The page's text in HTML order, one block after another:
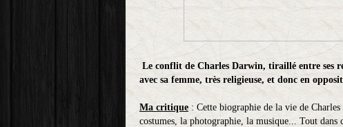
Le conflit de Charles Darwin, tiraillé entre ses
avec sa femme, très religieuse, et donc en
Ma critique : Cette biographie de la vie de
costumes, la photographie, la musique... Tout